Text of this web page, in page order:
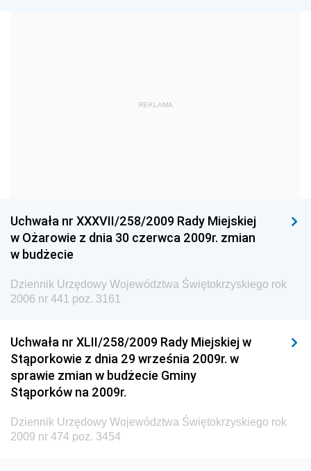
Dziennik Urzędowy Ministra Kultury i Dziedzictwa
Dziennik Urzędowy Ministra Pracy i Polityki
Społecznej
Dziennik Urzędowy Urzędu Lotnictwa Cywilnego
Dziennik Urzędowy Ministerstwa Hutnictwa i
Przemysłu Maszynowego
Dziennik Urzędowy Ministerstwa Zdrowia i Opieki
Społecznej
Dziennik Urzędowy Ministerstwa Rolnictwa, Leśnictwa
i Gospodarki Żywnościowej
REKLAMA
Uchwała nr XXXVII/258/2009 Rady Miejskiej
w Ożarowie z dnia 30 czerwca 2009r. zmian
w budżecie
Dziennik Urzędowy Województwa Świętokrzyskiego rok
2006 nr 441 poz. 3161
Uchwała nr XLII/258/2009 Rady Miejskiej w
Stąporkowie z dnia 29 września 2009r. w
sprawie zmian w budżecie Gminy
Stąporków na 2009r.
Dziennik Urzędowy Województwa Świętokrzyskiego rok
2009 nr 474 poz. 3454